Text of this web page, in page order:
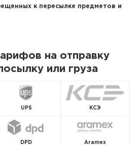
к пересылке предметов и
на отправку
или груза
UPS КСЭ
DPD Aramex